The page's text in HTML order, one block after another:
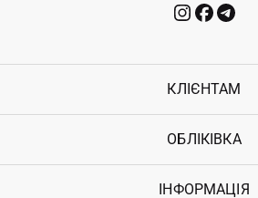
КЛІЄНТАМ
Контакти
ОБЛІКІВКА
Увійти
ІНФОРМАЦІЯ